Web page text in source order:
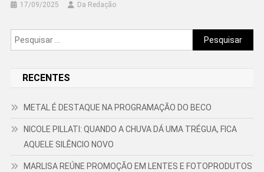
17/09/2025 Da Redação
Pesquisar
por:
RECENTES
METAL É DESTAQUE NA PROGRAMAÇÃO DO BECO
NICOLE PILLATI: QUANDO A CHUVA DÁ UMA TRÉGUA, FICA
AQUELE SILÊNCIO NOVO
MARLISA REÚNE PROMOÇÃO EM LENTES E FOTOPRODUTOS